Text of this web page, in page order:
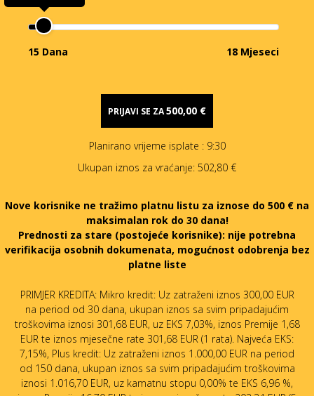
15 Dana 18 Mjeseci
PRIJAVI SE ZA500,00 €
Planirano vrijeme isplate : 9:30
Ukupan iznos za vraćanje: 502,80 €
Nove korisnike ne tražimo platnu listu za iznose do 500 € na
maksimalan rok do 30 dana!
Prednosti za stare (postojeće korisnike): nije potrebna
verifikacija osobnih dokumenata, mogućnost odobrenja bez
platne liste
PRIMJER KREDITA: Mikro kredit: Uz zatraženi iznos 300,00 EUR
na period od 30 dana, ukupan iznos sa svim pripadajućim
troškovima iznosi 301,68 EUR, uz EKS 7,03%, iznos Premije 1,68
EUR te iznos mjesečne rate 301,68 EUR (1 rata). Najveća EKS:
7,15%, Plus kredit: Uz zatraženi iznos 1.000,00 EUR na period
od 150 dana, ukupan iznos sa svim pripadajućim troškovima
iznosi 1.016,70 EUR, uz kamatnu stopu 0,00% te EKS 6,96 %,